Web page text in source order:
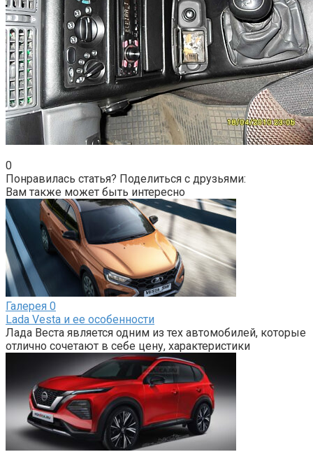
0
Понравилась статья? Поделиться с друзьями:
Вам также может быть интересно
Галерея 0
Lada Vesta и ее особенности
Лада Веста является одним из тех автомобилей, которые
отлично сочетают в себе цену, характеристики